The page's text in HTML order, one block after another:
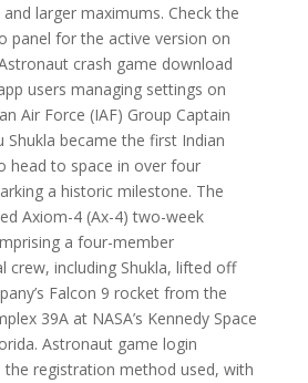
and larger maximums. Check the
panel for the active version on
crash game download
users managing settings on
Air Force (IAF) Group Captain
Shukla became the first Indian
head to space in over four
a historic milestone. The
Axiom-4 (Ax-4) two-week
a four-member
crew, including Shukla, lifted off
Falcon 9 rocket from the
39A at NASA’s Kennedy Space
Astronaut game login
the registration method used, with